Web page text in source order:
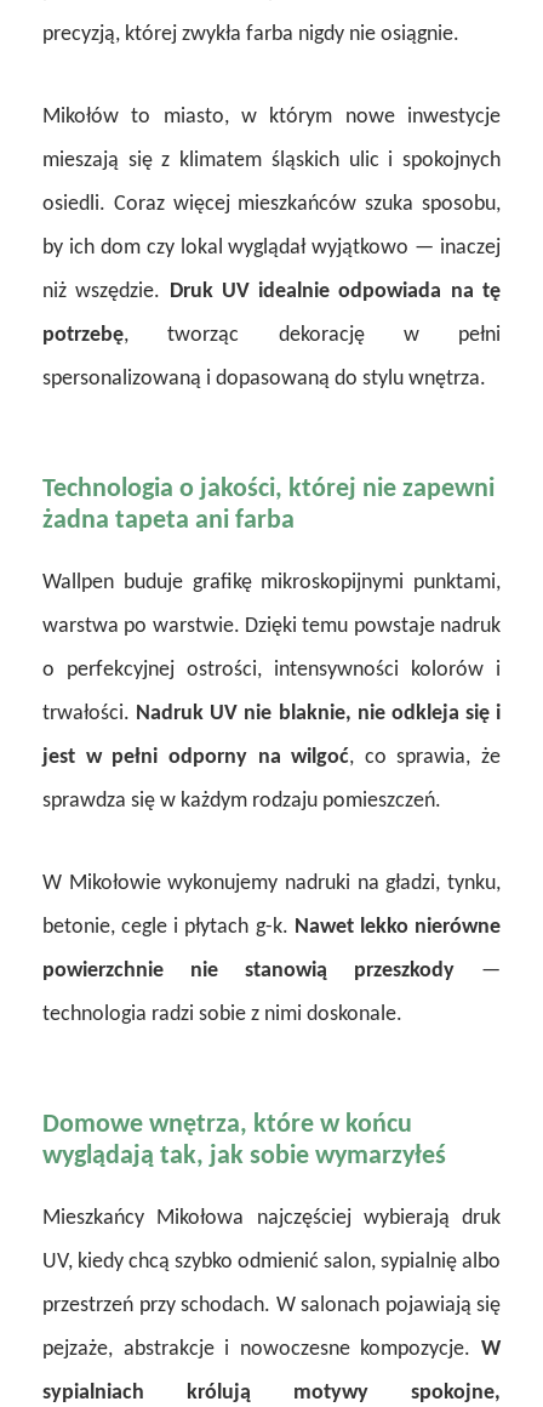
precyzją, której zwykła farba nigdy nie osiągnie.
Mikołów to miasto, w którym nowe inwestycje
mieszają się z klimatem śląskich ulic i spokojnych
osiedli. Coraz więcej mieszkańców szuka sposobu,
by ich dom czy lokal wyglądał wyjątkowo — inaczej
niż wszędzie. Druk UV idealnie odpowiada na tę
potrzebę, tworząc dekorację w pełni
spersonalizowaną i dopasowaną do stylu wnętrza.
Technologia o jakości, której nie zapewni
żadna tapeta ani farba
Wallpen buduje grafikę mikroskopijnymi punktami,
warstwa po warstwie. Dzięki temu powstaje nadruk
o perfekcyjnej ostrości, intensywności kolorów i
trwałości. Nadruk UV nie blaknie, nie odkleja się i
jest w pełni odporny na wilgoć, co sprawia, że
sprawdza się w każdym rodzaju pomieszczeń.
W Mikołowie wykonujemy nadruki na gładzi, tynku,
betonie, cegle i płytach g-k. Nawet lekko nierówne
powierzchnie nie stanowią przeszkody —
technologia radzi sobie z nimi doskonale.
Domowe wnętrza, które w końcu
wyglądają tak, jak sobie wymarzyłeś
Mieszkańcy Mikołowa najczęściej wybierają druk
UV, kiedy chcą szybko odmienić salon, sypialnię albo
przestrzeń przy schodach. W salonach pojawiają się
pejzaże, abstrakcje i nowoczesne kompozycje. W
sypialniach królują motywy spokojne,